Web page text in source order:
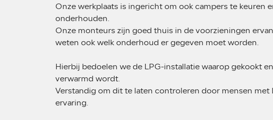
Onze werkplaats is ingericht om ook campers te keuren
onderhouden.
Onze monteurs zijn goed thuis in de voorzieningen
weten ook welk onderhoud er gegeven moet worden.
Hierbij bedoelen we de LPG-installatie waarop gekookt en
verwarmd wordt.
Verstandig om dit te laten controleren door mensen met
ervaring.